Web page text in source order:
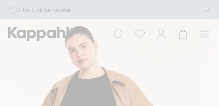
3 for 2 på barnevarer
17/8 i butikk & online for deg som er eller blir medlem. Kan ikke kombineres med
andre tilbud eller rabatter.
Handle nå